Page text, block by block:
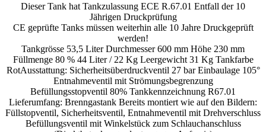
Dieser Tank hat Tankzulassung ECE R.67.01 Entfall der 10
Jährigen Druckprüfung
CE geprüfte Tanks müssen weiterhin alle 10 Jahre Druckgeprüft
werden!
Tankgrösse 53,5 Liter Durchmesser 600 mm Höhe 230 mm
Füllmenge 80 % 44 Liter / 22 Kg Leergewicht 31 Kg Tankfarbe
RotAusstattung: Sicherheitsüberdruckventil 27 bar Einbaulage 105°
Entnahmeventil mit Strömungsbegrenzung
Befüllungsstopventil 80% Tankkennzeichnung R67.01
Lieferumfang: Brenngastank Bereits montiert wie auf den Bildern:
Füllstopventil, Sicherheitsventil, Entnahmeventil mit Drehverschluss
Befüllungsventil mit Winkelstück zum Schlauchanschluss